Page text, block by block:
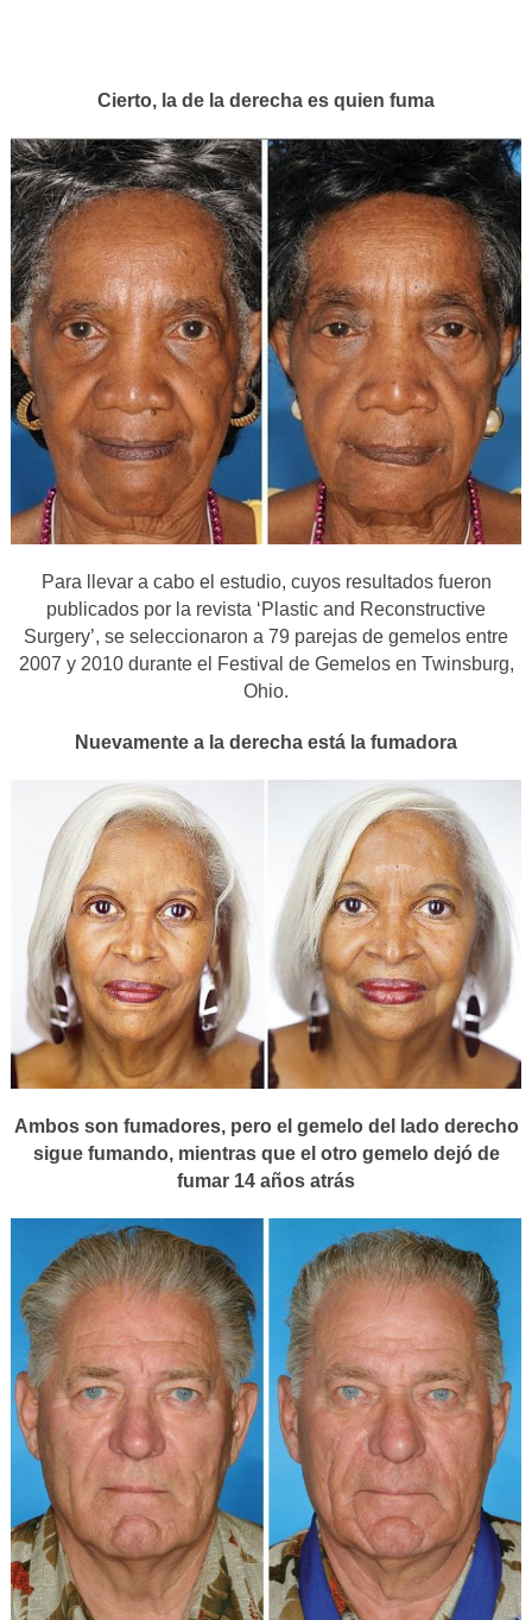
Cierto, la de la derecha es quien fuma
Para llevar a cabo el estudio, cuyos resultados fueron
publicados por la revista ‘Plastic and Reconstructive
Surgery’, se seleccionaron a 79 parejas de gemelos entre
2007 y 2010 durante el Festival de Gemelos en Twinsburg,
Ohio.
Nuevamente a la derecha está la fumadora
Ambos son fumadores, pero el gemelo del lado derecho
sigue fumando, mientras que el otro gemelo dejó de
fumar 14 años atrás